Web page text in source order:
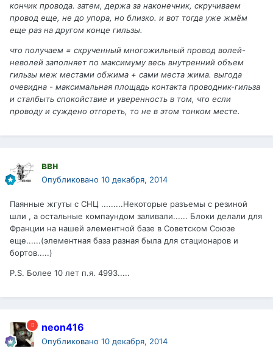
кончик провода. затем, держа за наконечник, скручиваем
провод еще, не до упора, но близко. и вот тогда уже жмём
еще раз на другом конце гильзы.
что получаем = скрученный многожильный провод волей-
неволей заполняет по максимуму весь внутренний объем
гильзы меж местами обжима + сами места жима. выгода
очевидна - максимальная площадь контакта проводник-гильза
и сталбыть спокойствие и уверенность в том, что если
проводу и суждено отгореть, то не в этом тонком месте.
ввн
Опубликовано 10 декабря, 2014
Паянные жгуты с СНЦ .........Некоторые разъемы с резиной
шли , а остальные компаундом заливали...... Блоки делали для
Франции на нашей элементной базе в Советском Союзе
еще......(элементная база разная была для стационаров и
бортов.....)
P.S. Более 10 лет п.я. 4993.....
neon416
Опубликовано 10 декабря, 2014